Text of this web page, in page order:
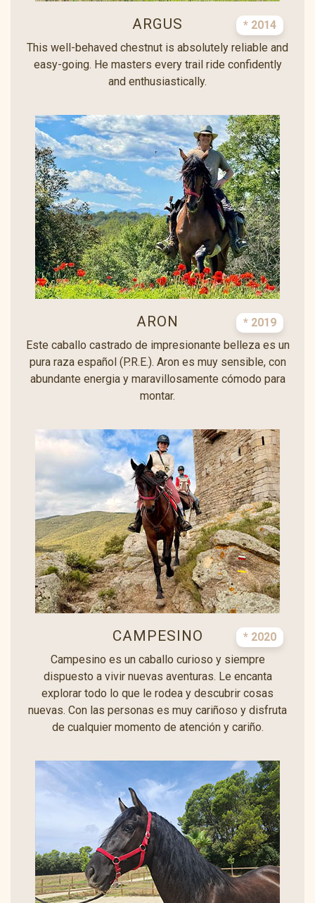
ARGUS
* 2014
This well-behaved chestnut is absolutely reliable and
easy-going. He masters every trail ride confidently
and enthusiastically.
ARON
* 2019
Este caballo castrado de impresionante belleza es un
pura raza español (P.R.E.). Aron es muy sensible, con
abundante energia y maravillosamente cómodo para
montar.
CAMPESINO
* 2020
Campesino es un caballo curioso y siempre
dispuesto a vivir nuevas aventuras. Le encanta
explorar todo lo que le rodea y descubrir cosas
nuevas. Con las personas es muy cariñoso y disfruta
de cualquier momento de atención y cariño.